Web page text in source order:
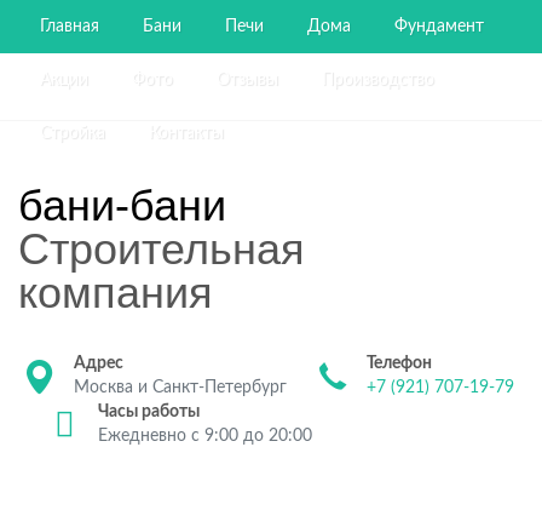
Главная Бани Печи Дома Фундамент
бани-бани
Строительная
компания
Адрес
Москва и Санкт-Петербург
Телефон
+7 (921) 707-19-79
Часы работы
Ежедневно с 9:00 до 20:00